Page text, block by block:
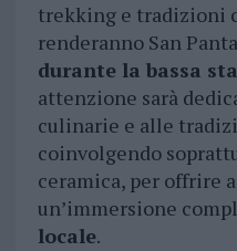
trekking e tradizioni
renderanno San
durante la bassa
attenzione sarà
culinarie e alle
coinvolgendo
ceramica, per offrire
un’immersione
locale.